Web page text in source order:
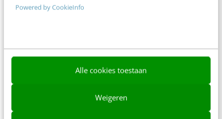
Powered by CookieInfo
Alle cookies toestaan
Weigeren
Content & Communicatie
Social